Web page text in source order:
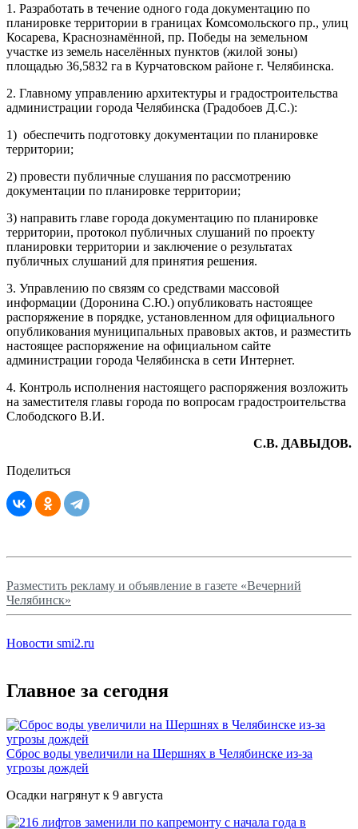
1. Разработать в течение одного года документацию по
планировке территории в границах Комсомольского пр., улиц
Косарева, Краснознамённой, пр. Победы на земельном
участке из земель населённых пунктов (жилой зоны)
площадью 36,5832 га в Курчатовском районе г. Челябинска.
2. Главному управлению архитектуры и градостроительства
администрации города Челябинска (Градобоев Д.С.):
1) обеспечить подготовку документации по планировке
территории;
2) провести публичные слушания по рассмотрению
документации по планировке территории;
3) направить главе города документацию по планировке
территории, протокол публичных слушаний по проекту
планировки территории и заключение о результатах
публичных слушаний для принятия решения.
3. Управлению по связям со средствами массовой
информации (Доронина С.Ю.) опубликовать настоящее
распоряжение в порядке, установленном для официального
опубликования муниципальных правовых актов, и разместить
настоящее распоряжение на официальном сайте
администрации города Челябинска в сети Интернет.
4. Контроль исполнения настоящего распоряжения возложить
на заместителя главы города по вопросам градостроительства
Слободского В.И.
С.В. ДАВЫДОВ.
Поделиться
Разместить рекламу и объявление в газете «Вечерний
Челябинск»
Новости smi2.ru
Главное за сегодня
Сброс воды увеличили на Шершнях в Челябинске из-за
угрозы дождей
Осадки нагрянут к 9 августа